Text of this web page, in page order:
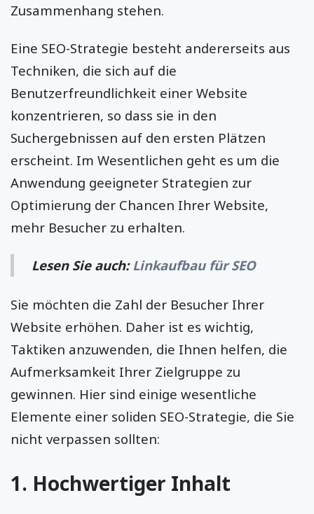
Zusammenhang stehen.
Eine SEO-Strategie besteht andererseits aus
Techniken, die sich auf die
Benutzerfreundlichkeit einer Website
konzentrieren, so dass sie in den
Suchergebnissen auf den ersten Plätzen
erscheint. Im Wesentlichen geht es um die
Anwendung geeigneter Strategien zur
Optimierung der Chancen Ihrer Website,
mehr Besucher zu erhalten.
Lesen Sie auch:Linkaufbau für SEO
Sie möchten die Zahl der Besucher Ihrer
Website erhöhen. Daher ist es wichtig,
Taktiken anzuwenden, die Ihnen helfen, die
Aufmerksamkeit Ihrer Zielgruppe zu
gewinnen. Hier sind einige wesentliche
Elemente einer soliden SEO-Strategie, die Sie
nicht verpassen sollten:
1. Hochwertiger Inhalt